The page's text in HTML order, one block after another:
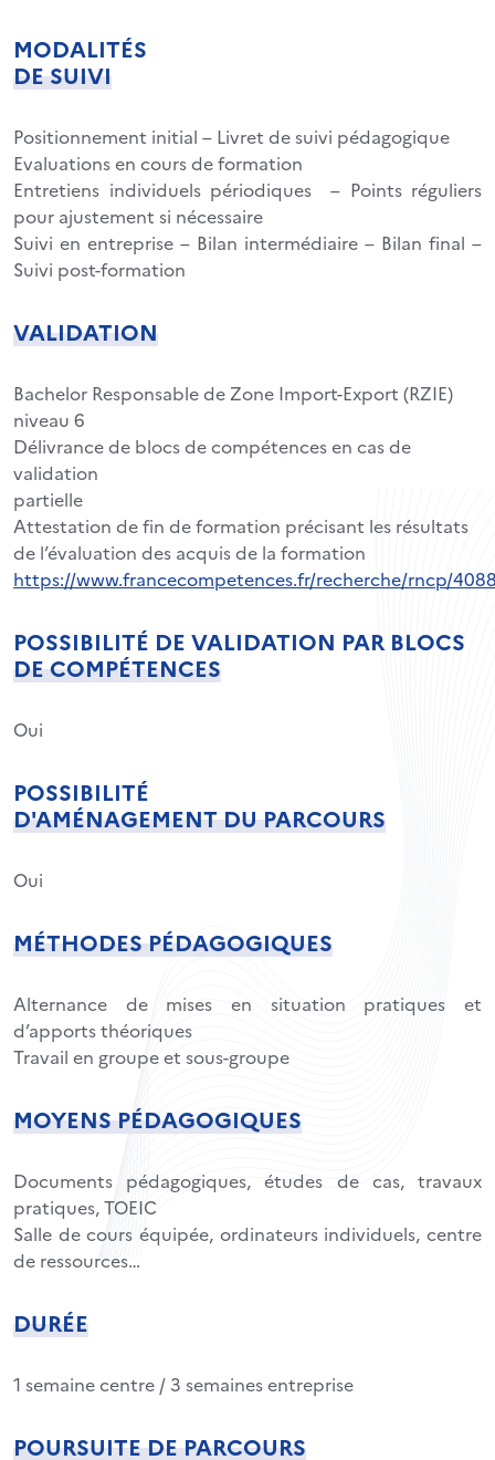
MODALITÉS
DE SUIVI
Positionnement initial – Livret de suivi pédagogique
Evaluations en cours de formation
Entretiens individuels périodiques – Points réguliers
pour ajustement si nécessaire
Suivi en entreprise – Bilan intermédiaire – Bilan final –
Suivi post-formation
VALIDATION
Bachelor Responsable de Zone Import-Export (RZIE)
niveau 6
Délivrance de blocs de compétences en cas de
validation
partielle
Attestation de fin de formation précisant les résultats
de l’évaluation des acquis de la formation
https://www.francecompetences.fr/recherche/rncp/
POSSIBILITÉ DE VALIDATION PAR BLOCS
DE COMPÉTENCES
Oui
POSSIBILITÉ
D'AMÉNAGEMENT DU PARCOURS
Oui
MÉTHODES PÉDAGOGIQUES
Alternance de mises en situation pratiques et
d’apports théoriques
Travail en groupe et sous-groupe
MOYENS PÉDAGOGIQUES
Documents pédagogiques, études de cas, travaux
pratiques, TOEIC
Salle de cours équipée, ordinateurs individuels, centre
de ressources…
DURÉE
1 semaine centre / 3 semaines entreprise
POURSUITE DE PARCOURS